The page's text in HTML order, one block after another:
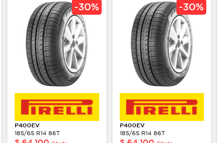
-30%
P400EV
185/65 R14 86T
-30%
P400EV
185/65 R14 86T